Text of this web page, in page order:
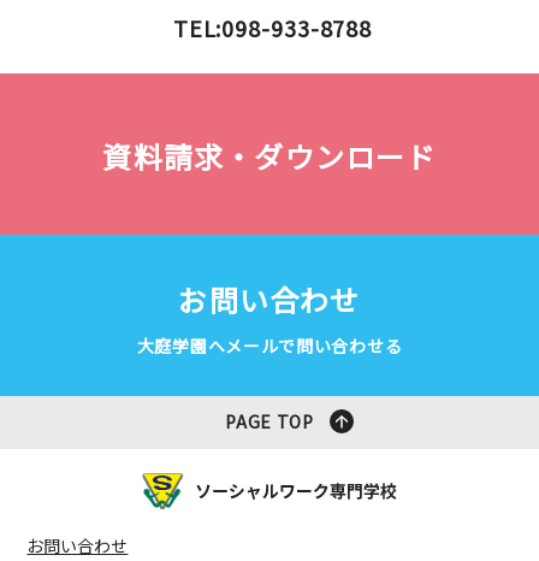
TEL:098-933-8788
資料請求・ダウンロード
お問い合わせ
大庭学園へメールで問い合わせる
PAGE TOP
お問い合わせ